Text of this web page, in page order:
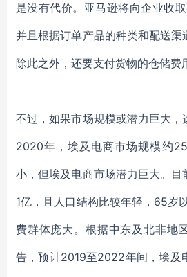
是没有代价。亚马逊将向企业收
并且根据订单产品的种类和配送渠
除此之外，还要支付货物的仓储费
不过，如果市场规模或潜力巨大，
2020年，埃及电商市场规模约
小，但埃及电商市场潜力巨大。目
1亿，且人口结构比较年轻，65岁
费群体庞大。根据中东及北非地
告，预计2019至2022年间，埃及